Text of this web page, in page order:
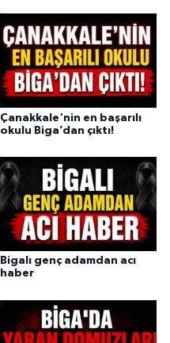
Çanakkale'nin en başarılı
okulu Biga’dan çıktı!
Bigalı genç adamdan acı
haber